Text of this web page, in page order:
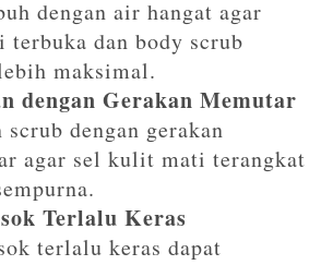
dengan air hangat agar
dan body scrub
maksimal.
dengan Gerakan Memutar
scrub dengan gerakan
agar sel kulit mati terangkat
Terlalu Keras
terlalu keras dapat